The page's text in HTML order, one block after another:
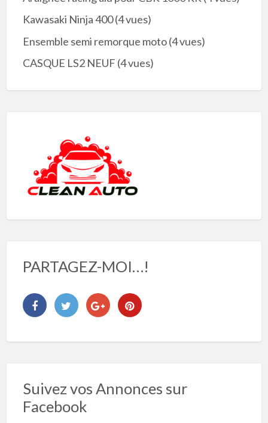
Kawasaki Ninja 400(4 vues)
Ensemble semi remorque moto(4 vues)
CASQUE LS2 NEUF (4 vues)
PARTAGEZ-MOI…!
Suivez vos Annonces sur
Facebook